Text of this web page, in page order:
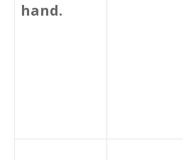
hand.